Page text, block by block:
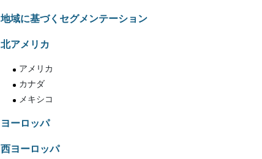
地域に基づくセグメンテーション
北アメリカ
アメリカ
カナダ
メキシコ
ヨーロッパ
西ヨーロッパ